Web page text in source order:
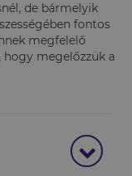
de bármelyik
fontos
megfelelő
megelőzzük a